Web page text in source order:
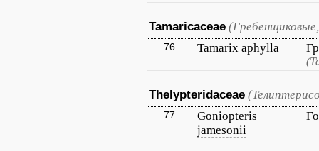
Tamaricaceae
76. Tamarix aphylla
Thelypteridaceae
77.
Goniopteris
jamesonii